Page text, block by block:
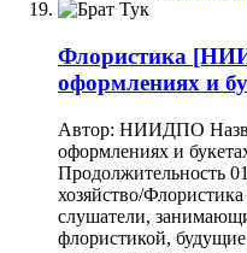
Флористика
оформлениях и
Автор: НИИДПО
оформлениях и
Продолжительность
хозяйство/
слушатели,
флористикой,